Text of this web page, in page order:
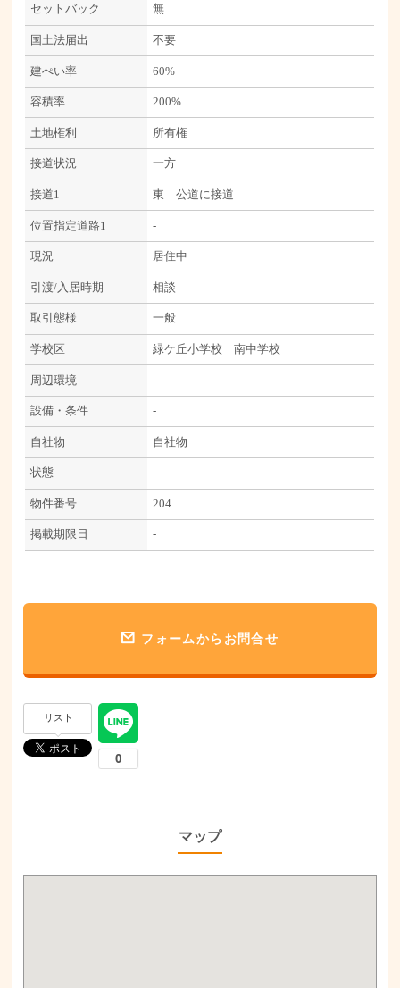
セットバック 無
国土法届出 不要
建ぺい率 60%
容積率 200%
土地権利 所有権
接道状況 一方
接道1 東 公道に接道
位置指定道路1 -
現況 居住中
引渡/入居時期 相談
取引態様 一般
学校区 緑ケ丘小学校 南中学校
周辺環境 -
設備・条件 -
自社物 自社物
状態 -
物件番号 204
掲載期限日 -
フォームからお問合せ
リスト
マップ